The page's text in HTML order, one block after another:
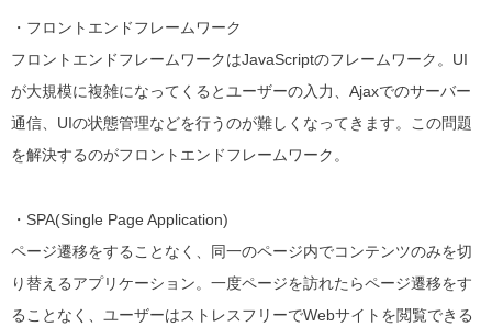
・フロントエンドフレームワーク
フロントエンドフレームワークはJavaScriptのフレームワーク。 UI
が大規模に複雑になってくるとユーザーの入力、Ajaxでのサーバー
通信、UIの状態管理などを行うのが難しくなってきます。 この問題
を解決するのがフロントエンドフレームワーク。
・SPA(Single Page Application)
ページ遷移をすることなく、同一のページ内でコンテンツのみを切
り替えるアプリケーション。一度ページを訪れたらページ遷移をす
ることなく、ユーザーはストレスフリーでWebサイトを閲覧できる